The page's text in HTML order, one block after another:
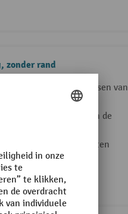
zonder rand
voor het laden en lossen van
het afglijden van de
gewicht zijn de oprijplaten